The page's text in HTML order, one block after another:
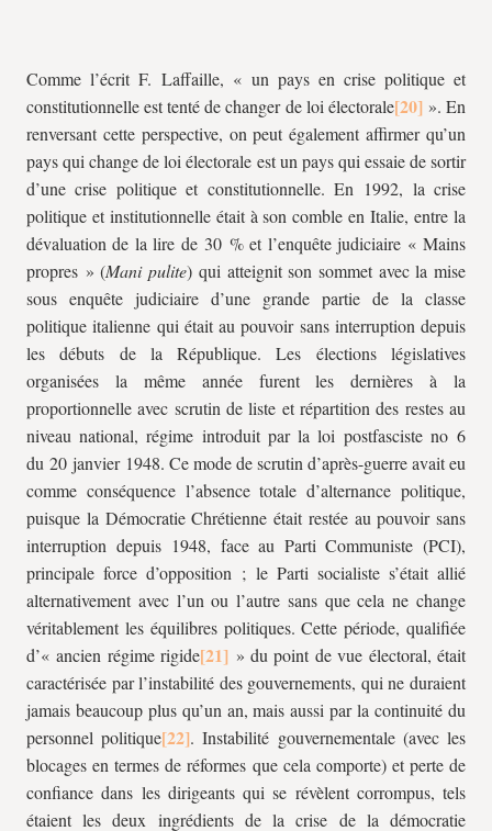
Comme l’écrit F. Laffaille, « un pays en crise politique et
constitutionnelle est tenté de changer de loi électorale
». En
renversant cette perspective, on peut également affirmer qu’un
pays qui change de loi électorale est un pays qui essaie de sortir
d’une crise politique et constitutionnelle. En 1992, la crise
politique et institutionnelle était à son comble en Italie, entre la
dévaluation de la lire de 30 % et l’enquête judiciaire « Mains
propres » (Mani pulite) qui atteignit son sommet avec la mise
sous enquête judiciaire d’une grande partie de la classe
politique italienne qui était au pouvoir sans interruption depuis
les débuts de la République. Les élections législatives
organisées la même année furent les dernières à la
proportionnelle avec scrutin de liste et répartition des restes au
niveau national, régime introduit par la loi postfasciste no 6
du 20 janvier 1948. Ce mode de scrutin d’après-guerre avait eu
comme conséquence l’absence totale d’alternance politique,
puisque la Démocratie Chrétienne était restée au pouvoir sans
interruption depuis 1948, face au Parti Communiste (PCI),
principale force d’opposition ; le Parti socialiste s’était allié
alternativement avec l’un ou l’autre sans que cela ne change
véritablement les équilibres politiques. Cette période, qualifiée
d’« ancien régime rigide
» du point de vue électoral, était
caractérisée par l’instabilité des gouvernements, qui ne duraient
jamais beaucoup plus qu’un an, mais aussi par la continuité du
personnel politique
. Instabilité gouvernementale (avec les
blocages en termes de réformes que cela comporte) et perte de
confiance dans les dirigeants qui se révèlent corrompus, tels
étaient les deux ingrédients de la crise de la démocratie